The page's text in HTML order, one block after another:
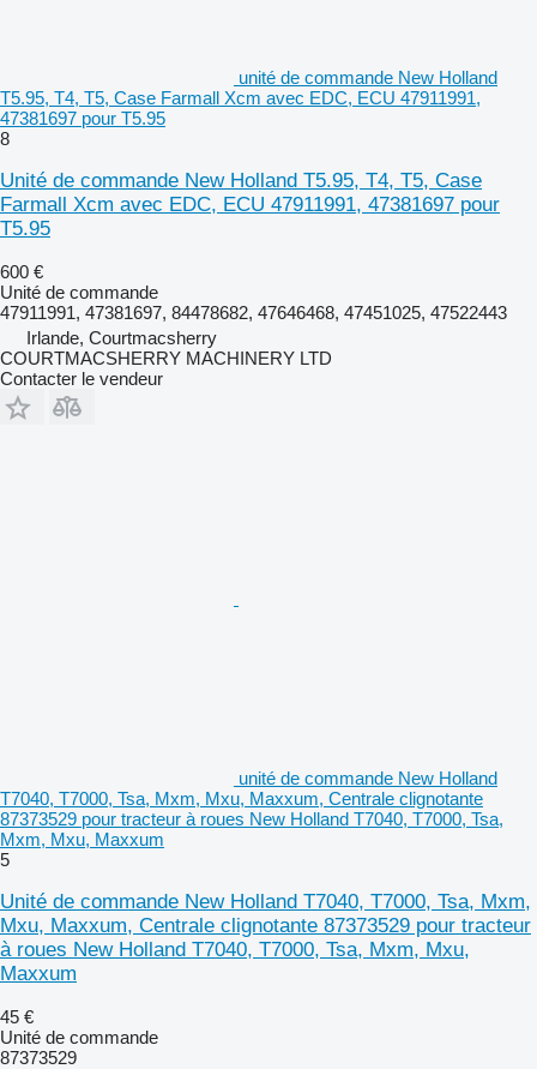
unité de commande New Holland
T5.95, T4, T5, Case Farmall Xcm avec EDC, ECU 47911991,
47381697 pour T5.95
8
Unité de commande New Holland T5.95, T4, T5, Case
Farmall Xcm avec EDC, ECU 47911991, 47381697 pour
T5.95
600 €
Unité de commande
47911991, 47381697, 84478682, 47646468, 47451025, 47522443
Irlande, Courtmacsherry
COURTMACSHERRY MACHINERY LTD
Contacter le vendeur
unité de commande New Holland
T7040, T7000, Tsa, Mxm, Mxu, Maxxum, Centrale clignotante
87373529 pour tracteur à roues New Holland T7040, T7000, Tsa,
Mxm, Mxu, Maxxum
5
Unité de commande New Holland T7040, T7000, Tsa, Mxm,
Mxu, Maxxum, Centrale clignotante 87373529 pour tracteur
à roues New Holland T7040, T7000, Tsa, Mxm, Mxu,
Maxxum
45 €
Unité de commande
87373529